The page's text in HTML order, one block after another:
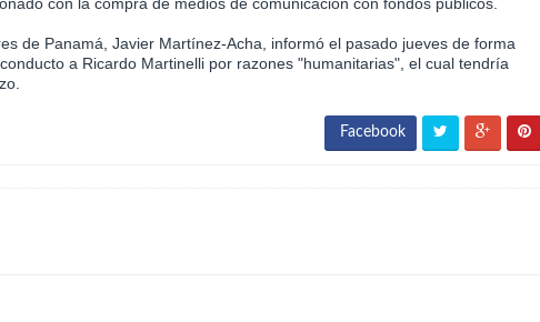
de Panamá, Javier Martínez-Acha, informó el pasado jueves de forma
a Ricardo Martinelli por razones "humanitarias", el cual tendría
Facebook